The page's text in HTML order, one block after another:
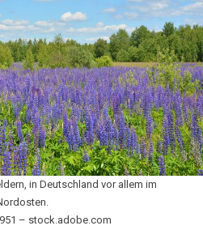
in Deutschland vor allem im
– stock.adobe.com